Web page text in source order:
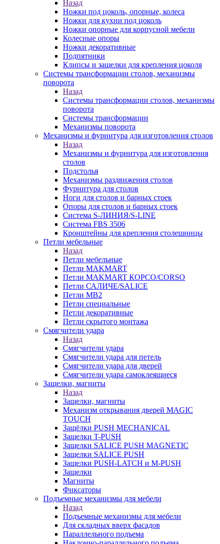
Назад
Ножки под цоколь, опорные, колеса
Ножки для кухни под цоколь
Ножки опорные для корпусной мебели
Колесные опоры
Ножки декоративные
Подпятники
Клипсы и защелки для крепления цоколя
Системы трансформации столов, механизмы
поворота
Назад
Системы трансформации столов, механизмы
поворота
Системы трансформации
Механизмы поворота
Механизмы и фурнитура для изготовления столов
Назад
Механизмы и фурнитура для изготовления
столов
Подстолья
Механизмы раздвижения столов
Фурнитура для столов
Ноги для столов и барных стоек
Опоры для столов и барных стоек
Система S-ЛИНИЯ/S-LINE
Система FBS 3506
Кронштейны для крепления столешницы
Петли мебельные
Назад
Петли мебельные
Петли MAKMART
Петли MAKMART КОРСО/CORSO
Петли САЛИЧЕ/SALICE
Петли MB2
Петли специальные
Петли декоративные
Петли скрытого монтажа
Смягчители удара
Назад
Смягчители удара
Смягчители удара для петель
Смягчители удара для дверей
Cмягчители удара самоклеящиеся
Защелки, магниты
Назад
Защелки, магниты
Механизм открывания дверей MAGIC
TOUCH
Защёлки PUSH MECHANICAL
Защелки T-PUSH
Защелки SALICE PUSH MAGNETIC
Защелки SALICE PUSH
Защелки PUSH-LATCH и M-PUSH
Защелки
Магниты
Фиксаторы
Подъемные механизмы для мебели
Назад
Подъемные механизмы для мебели
Для складных вверх фасадов
Параллельного подъема